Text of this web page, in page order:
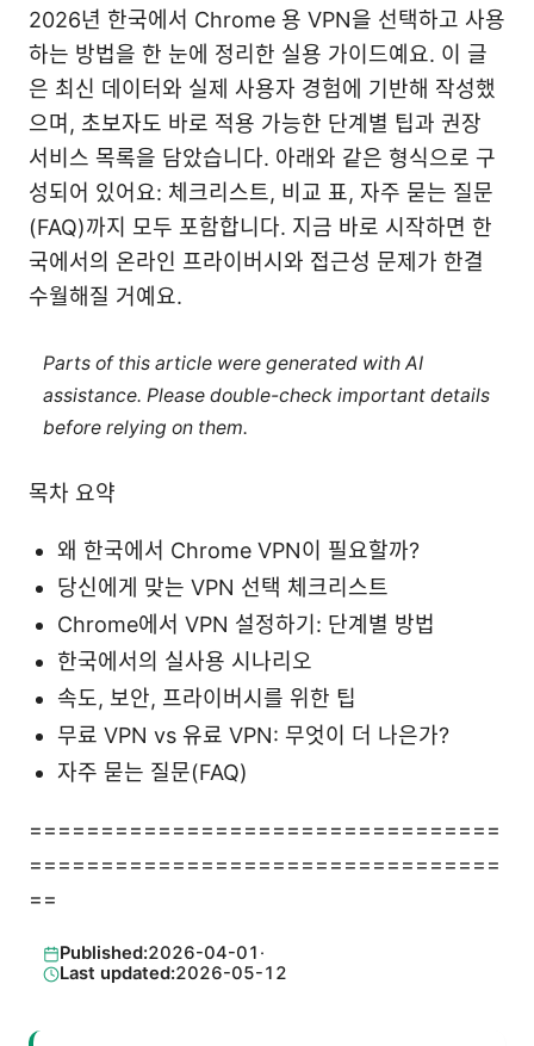
2026년 한국에서 Chrome 용 VPN을 선택하고 사용
하는 방법을 한 눈에 정리한 실용 가이드예요. 이 글
은 최신 데이터와 실제 사용자 경험에 기반해 작성했
으며, 초보자도 바로 적용 가능한 단계별 팁과 권장
서비스 목록을 담았습니다. 아래와 같은 형식으로 구
성되어 있어요: 체크리스트, 비교 표, 자주 묻는 질문
(FAQ)까지 모두 포함합니다. 지금 바로 시작하면 한
국에서의 온라인 프라이버시와 접근성 문제가 한결
수월해질 거예요.
Parts of this article were generated with AI
assistance. Please double-check important details
before relying on them.
목차 요약
왜 한국에서 Chrome VPN이 필요할까?
당신에게 맞는 VPN 선택 체크리스트
Chrome에서 VPN 설정하기: 단계별 방법
한국에서의 실사용 시나리오
속도, 보안, 프라이버시를 위한 팁
무료 VPN vs 유료 VPN: 무엇이 더 나은가?
자주 묻는 질문(FAQ)
=================================
=================================
==
Published:2026-04-01 ·
Last updated:2026-05-12